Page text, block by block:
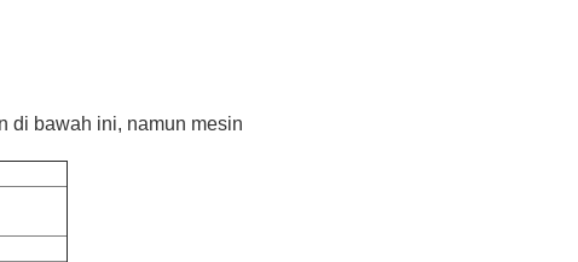
di bawah ini, namun mesin